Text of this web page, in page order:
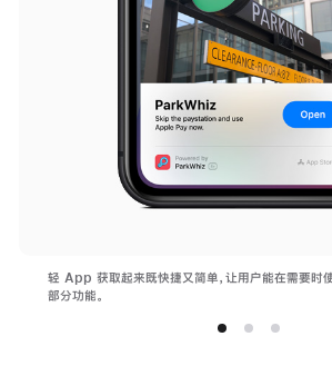
轻 App 获取起来既快捷又简单，让用户能在需要时
部分功能。